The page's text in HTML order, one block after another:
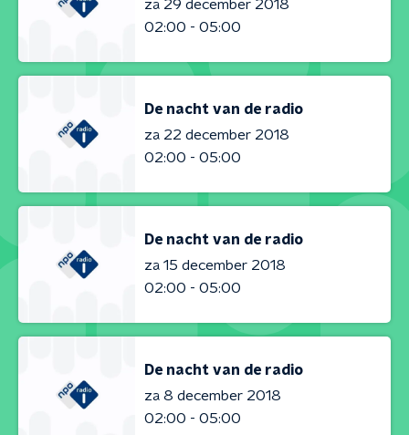
za 29 december 2018
02:00 - 05:00
De nacht van de radio
za 22 december 2018
02:00 - 05:00
De nacht van de radio
za 15 december 2018
02:00 - 05:00
De nacht van de radio
za 8 december 2018
02:00 - 05:00